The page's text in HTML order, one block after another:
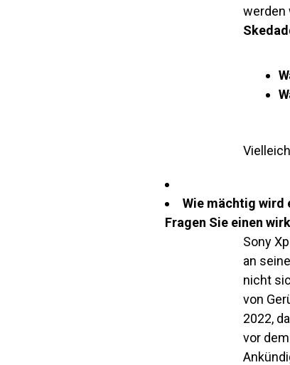
werden
Wie mächtig wird
Fragen Sie einen
Sony
an
nicht
von
2022,
vor